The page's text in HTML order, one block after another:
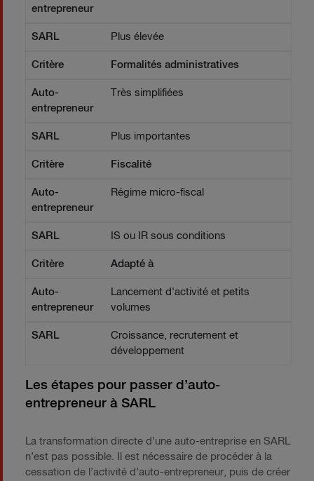
entrepreneur
SARL Plus élevée
Critère Formalités administratives
Auto-
entrepreneur
Très simplifiées
SARL Plus importantes
Critère Fiscalité
Auto-
entrepreneur
Régime micro-fiscal
SARL IS ou IR sous conditions
Critère Adapté à
Auto-
entrepreneur
Lancement d'activité et petits
volumes
SARL
Croissance, recrutement et
développement
Les étapes pour passer d’auto-
entrepreneur à SARL
La transformation directe d’une auto-entreprise en SARL
n’est pas possible. Il est nécessaire de procéder à la
cessation de l’activité d’auto-entrepreneur, puis de créer